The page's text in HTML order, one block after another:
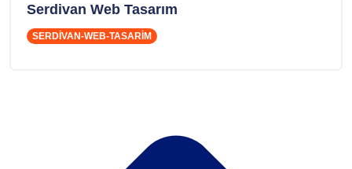
Serdivan Web Tasarım
SERDIVAN-WEB-TASARIM